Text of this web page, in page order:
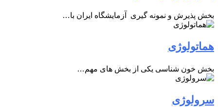
بخش پذیرش و نمونه گیری آزمایشگاه ایران با…
هماتولوژی
بخش خون شناسی یکی از بخش های مهم…
سرولوژی